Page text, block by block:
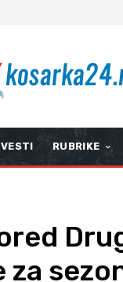
VESTI RUBRIKE
za